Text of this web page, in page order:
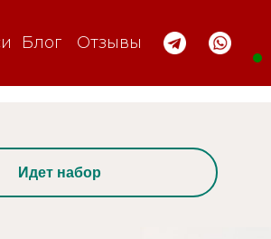
Отзывы
Блог
Идет набор